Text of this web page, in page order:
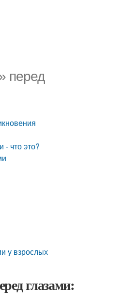
перед
- что это?
у взрослых
глазами: